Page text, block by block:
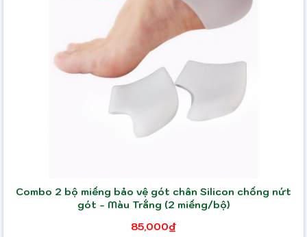
Combo 2 bộ miếng bảo vệ gót chân Silicon chống nứt
gót - Màu Trắng (2 miếng/bộ)
85,000₫